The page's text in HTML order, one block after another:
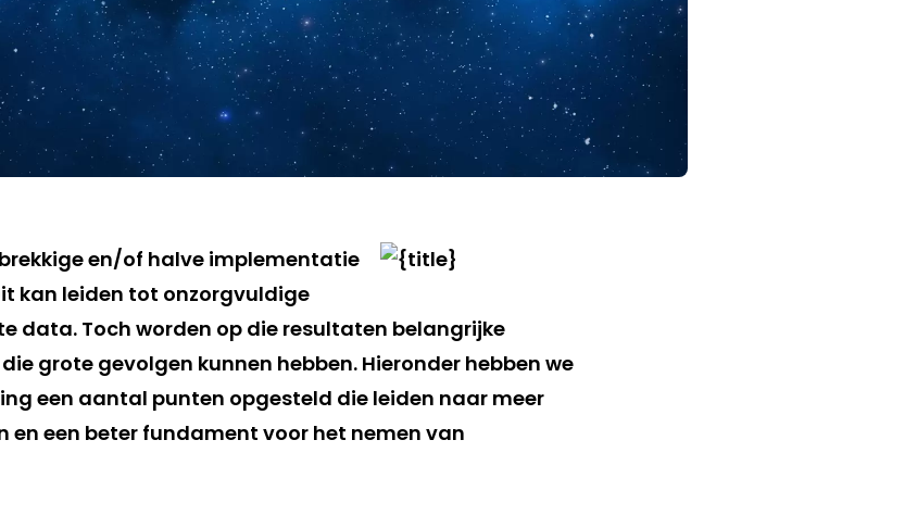
en/of halve implementatie
kan leiden tot onzorgvuldige
data. Toch worden op die resultaten belangrijke
grote gevolgen kunnen hebben. Hieronder hebben we
een aantal punten opgesteld die leiden naar meer
en een beter fundament voor het nemen van